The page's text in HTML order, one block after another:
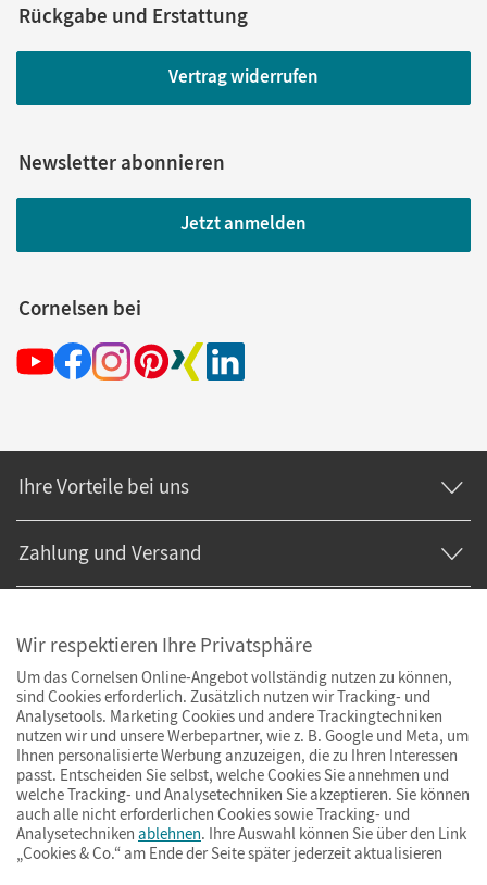
Rückgabe und Erstattung
Vertrag widerrufen
Newsletter abonnieren
Jetzt anmelden
Cornelsen bei
Ihre Vorteile bei uns
Zahlung und Versand
ImpressumAGBDatenschutzBarrierefreiheitCookies & Co.
Wir respektieren Ihre Privatsphäre
Um das Cornelsen Online-Angebot vollständig nutzen zu können,
sind Cookies erforderlich. Zusätzlich nutzen wir Tracking- und
Analysetools. Marketing Cookies und andere Trackingtechniken
nutzen wir und unsere Werbepartner, wie z. B. Google und Meta, um
Ihnen personalisierte Werbung anzuzeigen, die zu Ihren Interessen
passt. Entscheiden Sie selbst, welche Cookies Sie annehmen und
welche Tracking- und Analysetechniken Sie akzeptieren. Sie können
auch alle nicht erforderlichen Cookies sowie Tracking- und
Analysetechniken ablehnen. Ihre Auswahl können Sie über den Link
„Cookies & Co.“ am Ende der Seite später jederzeit aktualisieren